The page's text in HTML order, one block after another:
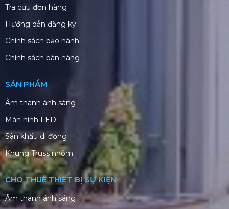
Tra cứu đơn hàng
Hướng dẫn đăng ký
Chính sách bảo hành
Chính sách bán hàng
SẢN PHẨM
Âm thanh ánh sáng
Màn hình LED
Sân khấu di động
Khung Truss nhôm
CHO THUÊ THIẾT BỊ SỰ KIỆN
Âm thanh ánh sáng